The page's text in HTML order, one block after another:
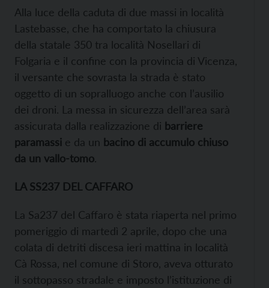
Alla luce della caduta di due massi in località
Lastebasse, che ha comportato la chiusura
della statale 350 tra località Nosellari di
Folgaria e il confine con la provincia di Vicenza,
il versante che sovrasta la strada è stato
oggetto di un sopralluogo anche con l’ausilio
dei droni. La messa in sicurezza dell’area sarà
assicurata dalla realizzazione di barriere
paramassi e da un bacino di accumulo chiuso
da un vallo-tomo.
LA SS237 DEL CAFFARO
La Sa237 del Caffaro è stata riaperta nel primo
pomeriggio di martedì 2 aprile, dopo che una
colata di detriti discesa ieri mattina in località
Cà Rossa, nel comune di Storo, aveva otturato
il sottopasso stradale e imposto l’istituzione di